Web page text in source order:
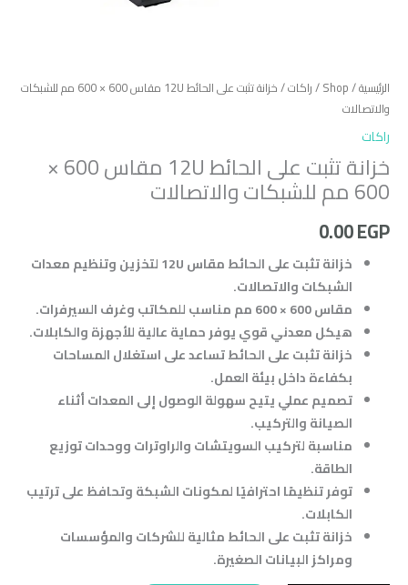
الرئيسية/
Shop
/راكات
/ خزانة تثبت على الحائط 12U مقاس 600 × 600 مم للشبكات
والاتصالات
راكات
خزانة تثبت على الحائط 12U مقاس 600 ×
600 مم للشبكات والاتصالات
0.00EGP
خزانة تثبت على الحائط مقاس 12U لتخزين وتنظيم معدات
الشبكات والاتصالات.
مقاس 600 × 600 مم مناسب للمكاتب وغرف السيرفرات.
هيكل معدني قوي يوفر حماية عالية للأجهزة والكابلات.
خزانة تثبت على الحائط تساعد على استغلال المساحات
بكفاءة داخل بيئة العمل.
تصميم عملي يتيح سهولة الوصول إلى المعدات أثناء
الصيانة والتركيب.
مناسبة لتركيب السويتشات والراوترات ووحدات توزيع
الطاقة.
توفر تنظيمًا احترافيًا لمكونات الشبكة وتحافظ على ترتيب
الكابلات.
خزانة تثبت على الحائط مثالية للشركات والمؤسسات
ومراكز البيانات الصغيرة.